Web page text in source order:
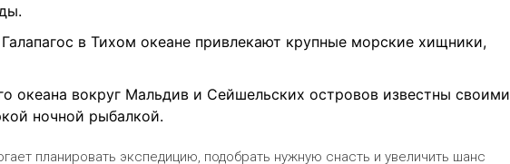
в Тихом океане привлекают крупные морские хищники,
океана вокруг Мальдив и Сейшельских островов известны своими
ночной рыбалкой.
планировать экспедицию, подобрать нужную снасть и увеличить шанс